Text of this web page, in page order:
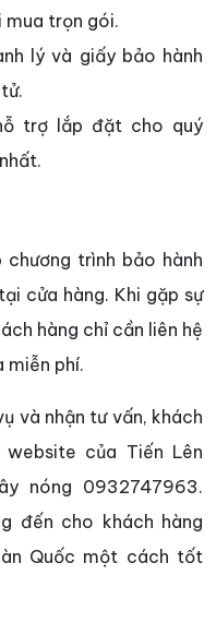
mua trọn gói.
lý và giấy bảo hành
trợ lắp đặt cho quý
trình bảo hành
cửa hàng. Khi gặp sự
hàng chỉ cần liên hệ
miễn phí.
và nhận tư vấn, khách
của Tiến Lên
nóng 0932747963.
đến cho khách hàng
Quốc một cách tốt